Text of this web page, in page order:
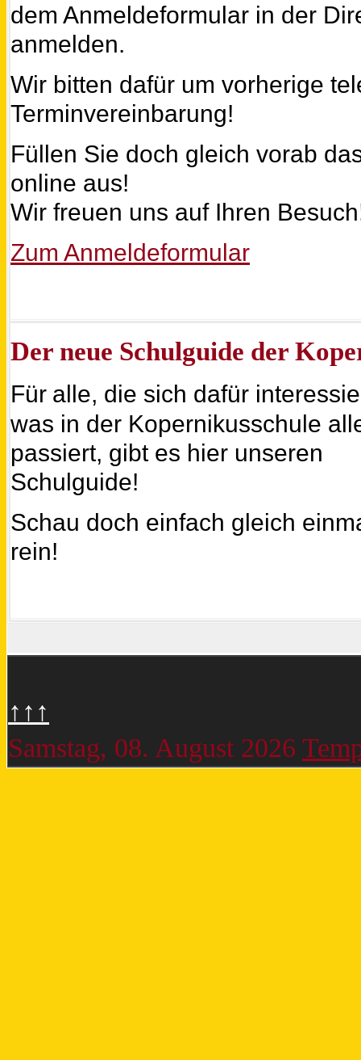
dem Anmeldeformular in der
anmelden.
Wir bitten dafür um vorherige
Terminvereinbarung!
Füllen Sie doch gleich vorab
online aus!
Wir freuen uns auf Ihren
Zum Anmeldeformular
Der neue Schulguide der
Für alle, die sich dafür
was in der Kopernikusschule
passiert, gibt es hier unseren
Schulguide!
Schau doch einfach gleich
rein!
↑↑↑
Samstag, 08. August 2026